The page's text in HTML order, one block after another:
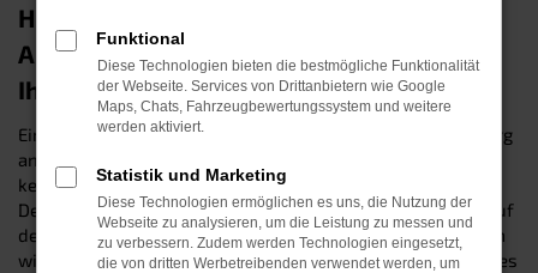
Hyundai TUCSON Tageszulassung in
Augsburg – unser Spargeheimnis für
Ihren Geldbeutel
Eine Tageszulassung, ist der preisgünstige Weg, in Augsburg
an einen nagelneuen Hyundai TUCSON zu kommen. Sie
kennen den Trick noch nicht? Dann klären wir Sie gerne auf:
Der Kunstgriff besteht darin, ein fabrikfrisches Fahrzeug auf
dem Papier in einen Gebrauchtwagen zu verwandeln, indem
wir es für genau einen Tag auf uns zulassen. Der Zustand des
Funktional
Diese Technologien bieten die bestmögliche Funktionalität
der Webseite. Services von Drittanbietern wie Google
Maps, Chats, Fahrzeugbewertungssystem und weitere
werden aktiviert.
Statistik und Marketing
Diese Technologien ermöglichen es uns, die Nutzung der
Webseite zu analysieren, um die Leistung zu messen und
zu verbessern. Zudem werden Technologien eingesetzt,
die von dritten Werbetreibenden verwendet werden, um